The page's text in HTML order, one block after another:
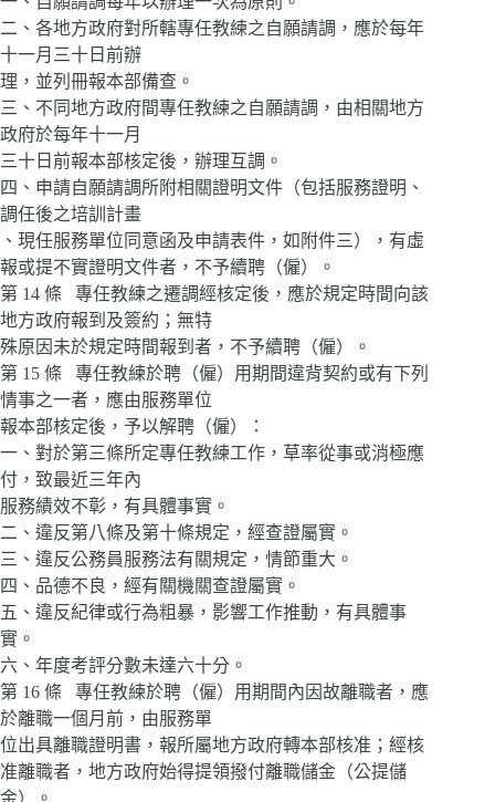
二、各地方政府對所轄專任教練之自願請調，應於每年
十一月三十日前辦
理，並列冊報本部備查。
三、不同地方政府間專任教練之自願請調，由相關地方
政府於每年十一月
三十日前報本部核定後，辦理互調。
四、申請自願請調所附相關證明文件（包括服務證明、
調任後之培訓計畫
、現任服務單位同意函及申請表件，如附件三），有虛
報或提不實證明文件者，不予續聘（僱）。
第 14 條 專任教練之遷調經核定後，應於規定時間向該
地方政府報到及簽約；無特
殊原因未於規定時間報到者，不予續聘（僱）。
第 15 條 專任教練於聘（僱）用期間違背契約或有下列
情事之一者，應由服務單位
報本部核定後，予以解聘（僱）：
一、對於第三條所定專任教練工作，草率從事或消極應
付，致最近三年內
服務績效不彰，有具體事實。
二、違反第八條及第十條規定，經查證屬實。
三、違反公務員服務法有關規定，情節重大。
四、品德不良，經有關機關查證屬實。
五、違反紀律或行為粗暴，影響工作推動，有具體事
實。
六、年度考評分數未達六十分。
第 16 條 專任教練於聘（僱）用期間內因故離職者，應
於離職一個月前，由服務單
位出具離職證明書，報所屬地方政府轉本部核准；經核
准離職者，地方政府始得提領撥付離職儲金（公提儲
金）。